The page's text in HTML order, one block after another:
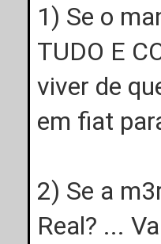
1) Se o
TUDO E
viver de
em fiat
2) Se a
Real? ...